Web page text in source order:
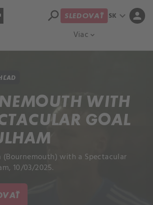
Viac expand_more
search SLEDOVAŤ SK expand_more person
WITH
GOAL
(Bournemouth) with a Spectacular
10/03/2025.